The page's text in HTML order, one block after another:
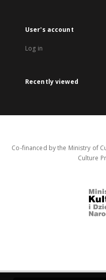
User's account
Log in
Recently viewed
Co-financed by the Ministry of
Culture